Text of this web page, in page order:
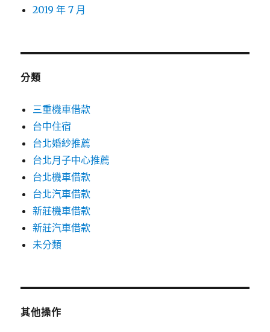
2019 年 7 月
分類
三重機車借款
台中住宿
台北婚紗推薦
台北月子中心推薦
台北機車借款
台北汽車借款
新莊機車借款
新莊汽車借款
未分類
其他操作